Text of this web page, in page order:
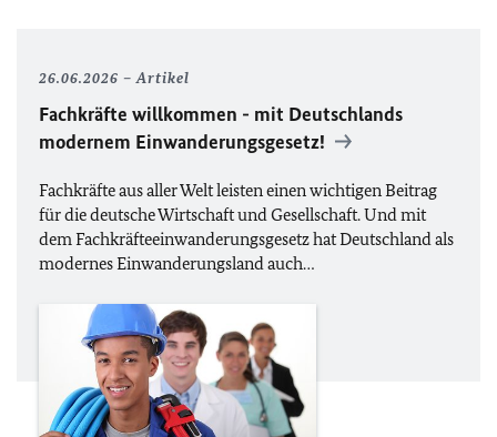
26.06.2026 Artikel
Fachkräfte willkommen - mit Deutschlands
modernem Einwanderungsgesetz!
Fachkräfte aus aller Welt leisten einen wichtigen Beitrag
für die deutsche Wirtschaft und Gesellschaft. Und mit
dem Fachkräfteeinwanderungsgesetz hat Deutschland als
modernes Einwanderungsland auch…